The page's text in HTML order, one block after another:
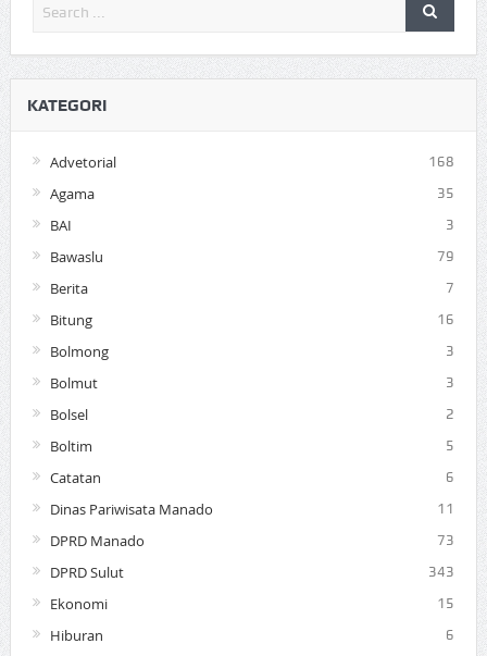
KATEGORI
Advetorial 168
Agama 35
BAI 3
Bawaslu 79
Berita 7
Bitung 16
Bolmong 3
Bolmut 3
Bolsel 2
Boltim 5
Catatan 6
Dinas Pariwisata Manado 11
DPRD Manado 73
DPRD Sulut 343
Ekonomi 15
Hiburan 6